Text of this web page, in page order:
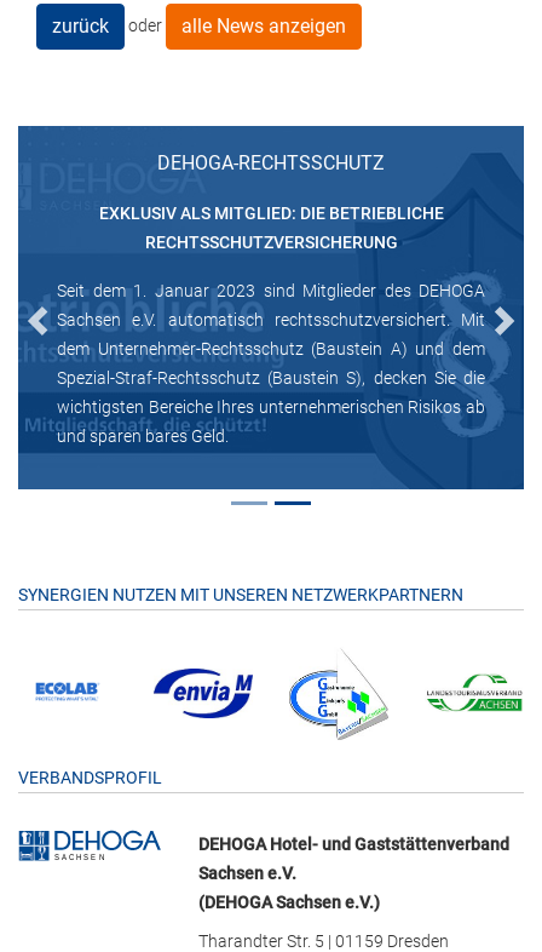
zurück oder alle News anzeigen
DEHOGA-RECHTSSCHUTZ
EXKLUSIV ALS MITGLIED: DIE BETRIEBLICHE
RECHTSSCHUTZVERSICHERUNG
Seit dem 1. Januar 2023 sind Mitglieder des DEHOGA
Sachsen e.V. automatisch rechtsschutzversichert. Mit
dem Unternehmer-Rechtsschutz (Baustein A) und dem
Spezial-Straf-Rechtsschutz (Baustein S), decken Sie die
wichtigsten Bereiche Ihres unternehmerischen Risikos ab
und sparen bares Geld.
Previous Next
SYNERGIEN NUTZEN MIT UNSEREN NETZWERKPARTNERN
VERBANDSPROFIL
DEHOGA Hotel- und Gaststättenverband
Sachsen e.V.
(DEHOGA Sachsen e.V.)
Tharandter Str. 5 | 01159 Dresden